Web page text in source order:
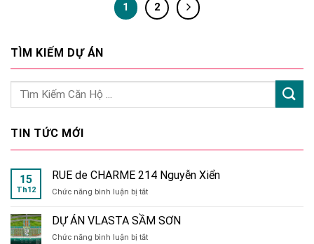
1 2
TÌM KIẾM DỰ ÁN
TIN TỨC MỚI
15
Th12
RUE de CHARME 214 Nguyễn Xiển
Chức năng bình luận bị tắtở
de
CHARME
214
DỰ ÁN VLASTA SẦM SƠN
Chức năng bình luận bị tắtở